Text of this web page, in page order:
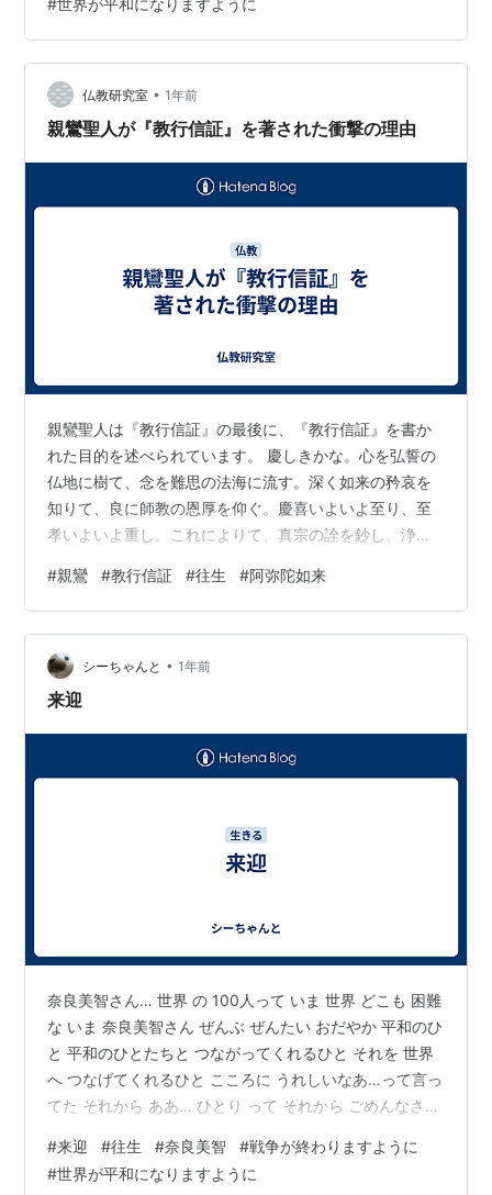
護医療のひとたち ヤバい ほんとうヤバいときに言ってた
すごいにも言ってたのかなあ？ と いつも口には出さない
ヤバい こころにわくなら ほんとうのヤバい なんだけど…
そのうち口にしてしまうぞ… って ヤバいじゃん…
#世界が平和になりますように
仏教研究室 • 1年前
親鸞聖人が『教行信証』を著された衝撃の理由
親鸞聖人は『教行信証』の最後に、『教行信証』を書か
れた目的を述べられています。 慶しきかな。心を弘誓の
仏地に樹て、念を難思の法海に流す。深く如来の矜哀を
知りて、良に師教の恩厚を仰ぐ。慶喜いよいよ至り、至
孝いよいよ重し。これによりて、真宗の詮を鈔し、浄土
恥じず。若しこの書を見聞せん者は、信順を因と為し、
疑謗を縁と為し、信楽を願力に彰し、妙果を安養に顕さ
ん。（教行信証後序） ここも大事なところです。どうい
う意味かというと、まず「慶しきかな」とあります。親
鸞なんと嬉しいのか。救われたことを喜ばずにいられな
#親鸞 #教行信証 #往生 #阿弥陀如来
シーちゃんと • 1年前
来迎
奈良美智さん… 世界 の 100人って いま 世界 どこも 困難
な いま 奈良美智さん ぜんぶ ぜんたい おだやか 平和のひ
と 平和のひとたちと つながってくれるひと それを 世界
へ つなげてくれるひと こころに うれしいなあ…って言っ
てた それから ああ… ひとり って それから ごめんなさい
孤立 孤絶 孤独にも のまれる お片付けは…と おもっても
手をかけられないどころか 見るのもできないところも…
#来迎 #往生 #奈良美智 #戦争が終わりますように
#世界が平和になりますように